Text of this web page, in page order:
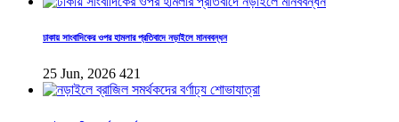
ঢাকায় সাংবাদিকের ওপর হামলার প্রতিবাদে নড়াইলে মানববন্ধন
25 Jun, 2026 421